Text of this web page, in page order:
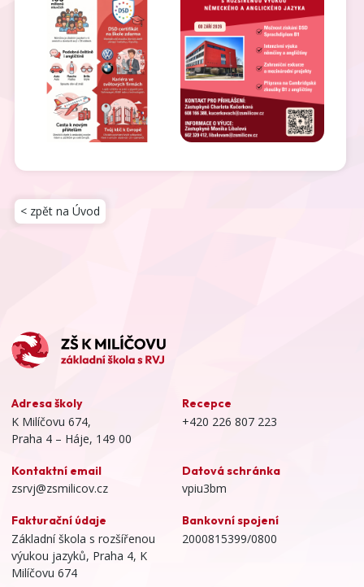
< zpět na Úvod
Adresa školy
K Milíčovu 674,
Praha 4 – Háje, 149 00
Recepce
+420 226 807 223
Kontaktní email
zsrvj@zsmilicov.cz
Datová schránka
vpiu3bm
Fakturační údaje
Základní škola s rozšířenou
výukou jazyků, Praha 4, K
Milíčovu 674
Bankovní spojení
2000815399/0800